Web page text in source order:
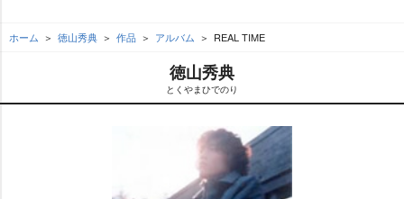
ホーム 徳山秀典 作品 アルバム REAL TIME
徳山秀典
とくやまひでのり